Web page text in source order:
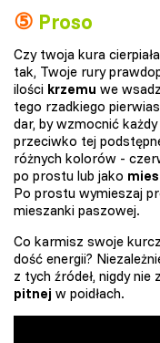
⑤ Proso
Czy twoja kura
tak, Twoje rury
ilości krzemu we
tego rzadkiego
dar, by wzmocnić
przeciwko tej
różnych kolorów -
po prostu lub jako
Po prostu wymieszaj
mieszanki paszowej.
Co karmisz swoje
dość energii?
z tych źródeł, nigdy
pitnej w poidłach.